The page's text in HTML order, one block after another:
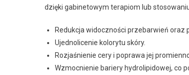
dzięki gabinetowym terapiom lub
Redukcja widoczności przebarwień oraz
Ujednolicenie kolorytu skóry.
Rozjaśnienie cery i poprawa jej
Wzmocnienie bariery hydrolipidowej, co